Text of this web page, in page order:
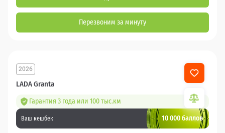
Перезвоним за минуту
LADA Granta
2026
Гарантия 3 года или 100 тыс.км
Ваш кешбек 10 000 баллов